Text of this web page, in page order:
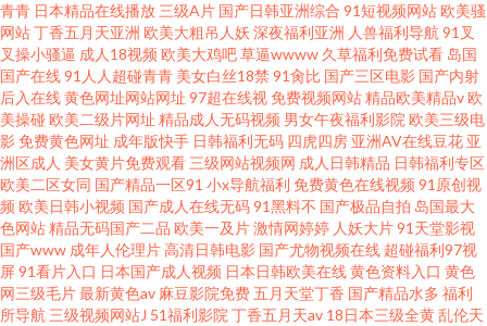
青青 日本精品在线播放三级A片 国产日韩亚洲综合 91短视频网站 欧美骚
网站丁香五月天亚洲 欧美大粗吊人妖 深夜福利亚洲 人兽福利导航91叉
叉操小骚逼 成人18视频 欧美大鸡吧草逼wwww 久草福利免费试看 岛国
国产在线91人人超碰青青 美女白丝18禁 91肏比 国产三区电影 国产内射
后入在线黄色网址网站网址 97超在线视免费视频网站精品欧美精品v 欧
美操碰 欧美二级片网址 精品成人无码视频 男女午夜福利影院 欧美三级电
影免费黄色网址 成年版快手 日韩福利无码 四虎四房 亚洲AV在线豆花 亚
洲区成人 美女黄片免费观看三级网站视频网 成人日韩精品 日韩福利专区
欧美二区女同 国产精品一区91 小x导航福利 免费黄色在线视频 91原创视
频 欧美日韩小视频 国产成人在线无码91黑料不 国产极品自拍 岛国最大
色网站精品无码国产二品 欧美一及片激情网婷婷 人妖大片91天堂影视
国产www 成年人伦理片高清日韩电影 国产尤物视频在线 超碰福利97视
屏91看片入口 日本国产成人视频 日本日韩欧美在线黄色资料入口 黄色
网三级毛片最新黄色av 麻豆影院免费 五月天堂丁香 国产精品水多 福利
所导航三级视频网站J 51福利影院丁香五月天av 18日本三级全黄乱伦天